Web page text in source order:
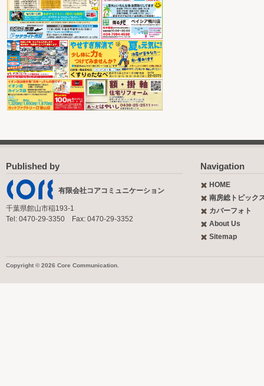
Published by
有限会社コアコミュニケーション
千葉県館山市稲193-1
Tel: 0470-29-3350 Fax: 0470-29-3352
Navigation
HOME
南房総トピック
カバーフォト
About Us
Sitemap
Copyright © 2026 Core Communication.